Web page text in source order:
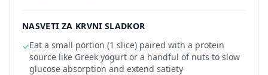
NASVETI ZA KRVNI SLADKOR
✓Eat a small portion (1 slice) paired with a protein
source like Greek yogurt or a handful of nuts to slow
glucose absorption and extend satiety